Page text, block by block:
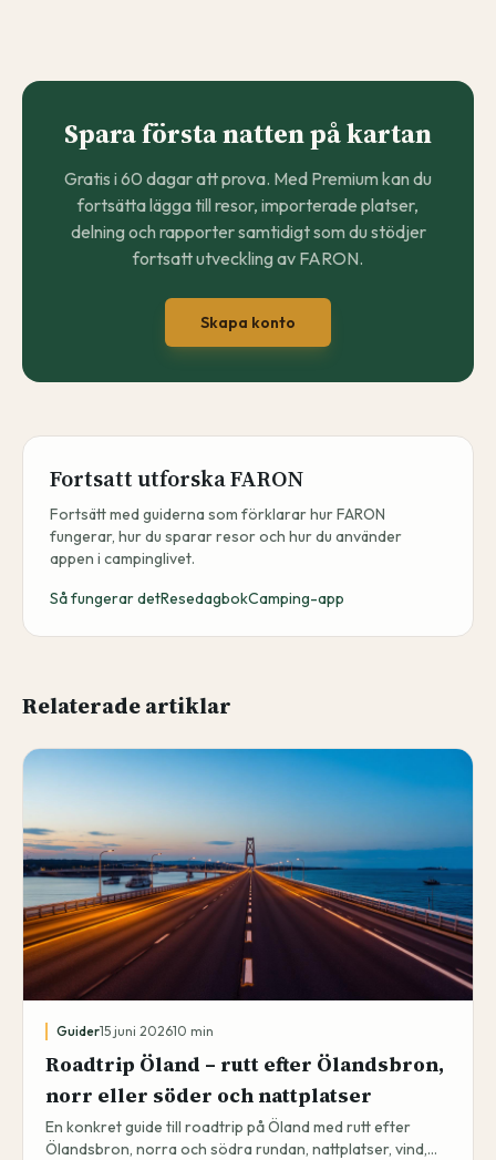
Spara första natten på kartan
Gratis i 60 dagar att prova. Med Premium kan du
fortsätta lägga till resor, importerade platser,
delning och rapporter samtidigt som du stödjer
fortsatt utveckling av FARON.
Skapa konto
Fortsatt utforska FARON
Fortsätt med guiderna som förklarar hur FARON
fungerar, hur du sparar resor och hur du använder
appen i campinglivet.
Så fungerar detResedagbokCamping-app
Relaterade artiklar
Guider15 juni 202610 min
Roadtrip Öland – rutt efter Ölandsbron,
norr eller söder och nattplatser
En konkret guide till roadtrip på Öland med rutt efter
Ölandsbron, norra och södra rundan, nattplatser, vind,